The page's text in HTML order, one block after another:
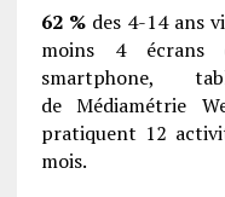
62 %des 4-14 ans
moins 4 écrans
smartphone,
de Médiamétrie
pratiquent 12
mois.